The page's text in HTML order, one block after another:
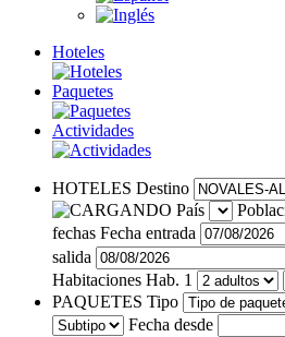
Hoteles
Paquetes
Actividades
HOTELES Destino
País
fechas Fecha entrada
salida
Habitaciones Hab. 1
PAQUETES Tipo
Fecha desde